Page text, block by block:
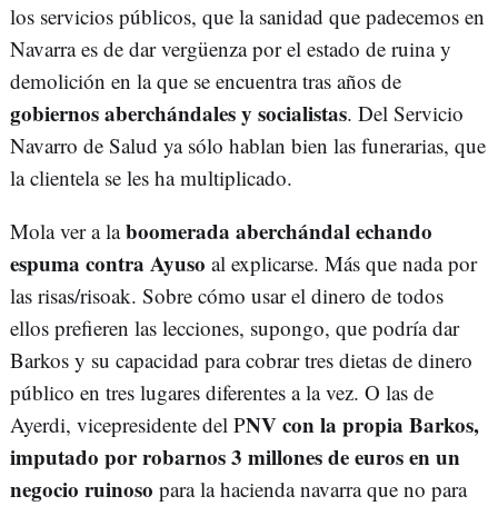
los servicios públicos, que la sanidad que padecemos en
Navarra es de dar vergüenza por el estado de ruina y
demolición en la que se encuentra tras años de
gobiernos aberchándales y socialistas. Del Servicio
Navarro de Salud ya sólo hablan bien las funerarias, que
la clientela se les ha multiplicado.
Mola ver a laboomerada aberchándal echando
espuma contra Ayuso al explicarse. Más que nada por
las risas/risoak. Sobre cómo usar el dinero de todos
ellos prefieren las lecciones, supongo, que podría dar
Barkos y su capacidad para cobrar tres dietas de dinero
público en tres lugares diferentes a la vez. O las de
Ayerdi, vicepresidente del PNV con la propia Barkos,
imputado por robarnos 3 millones de euros en un
negocio ruinoso para la hacienda navarra que no para